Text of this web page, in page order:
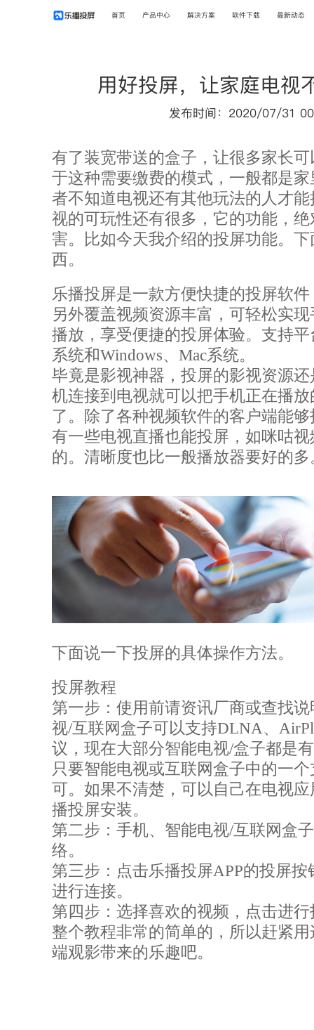
首页 产品中心 解决方案 软件下载 最新动态
用好投屏，让家庭电视
发布时间：2020/07/31
有了装宽带送的盒子，让很多家长
于这种需要缴费的模式，一般都是
者不知道电视还有其他玩法的人才
视的可玩性还有很多，它的功能，
害。比如今天我介绍的投屏功能。
西。
乐播投屏是一款方便快捷的投屏软
另外覆盖视频资源丰富，可轻松实
播放，享受便捷的投屏体验。支持
系统和Windows、Mac系统。
毕竟是影视神器，投屏的影视资源
机连接到电视就可以把手机正在播
了。除了各种视频软件的客户端能
有一些电视直播也能投屏，如咪咕
的。清晰度也比一般播放器要好的多
下面说一下投屏的具体操作方法。
投屏教程
第一步：使用前请资讯厂商或查找
视/互联网盒子可以支持DLNA、
议，现在大部分智能电视/盒子都是
只要智能电视或互联网盒子中的一
可。如果不清楚，可以自己在电视
播投屏安装。
第二步：手机、智能电视/互联网盒
络。
第三步：点击乐播投屏APP的投屏
进行连接。
第四步：选择喜欢的视频，点击进
整个教程非常的简单的，所以赶紧
端观影带来的乐趣吧。